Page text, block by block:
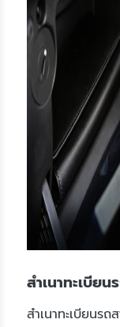
สำเนาทะเบีย
สำเนาทะเบียนรถ